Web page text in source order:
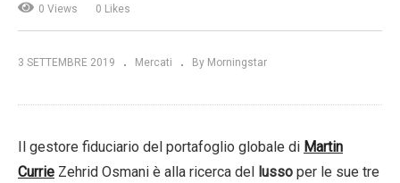
0 Views 0 Likes
3 SETTEMBRE 2019 Mercati By Morningstar
Il gestore fiduciario del portafoglio globale di Martin
Currie Zehrid Osmani è alla ricerca del lusso per le sue tre